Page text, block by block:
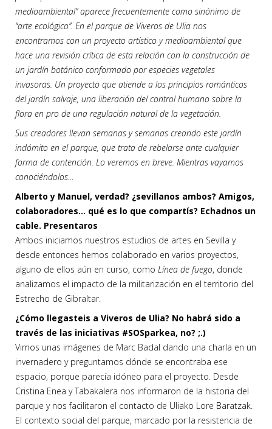
medioambiental” aparece frecuentemente como sinónimo de
“arte ecológico”. En el parque de Viveros de Ulia nos
encontramos con un proyecto artístico y medioambiental que
hace una revisión crítica de esta relación con la construcción de
un jardín botánico conformado por especies vegetales
invasoras. Un proyecto que atiende a los principios románticos
del jardín salvaje, una liberación del control humano sobre la
flora en pro de una regulación natural de la vegetación.
Sus creadores llevan semanas y semanas creando este jardín
indómito en el parque, que trata de rebelarse ante cualquier
forma de contención. Lo veremos en breve. Mientras vayamos
conociéndolos…
Alberto y Manuel, verdad? ¿sevillanos ambos? Amigos,
colaboradores… qué es lo que compartís? Echadnos un
cable. Presentaros
Ambos iniciamos nuestros estudios de artes en Sevilla y
desde entonces hemos colaborado en varios proyectos,
alguno de ellos aún en curso, como Línea de fuego, donde
analizamos el impacto de la militarización en el territorio del
Estrecho de Gibraltar.
¿Cómo llegasteis a Viveros de Ulia? No habrá sido a
través de las iniciativas #SOSparkea, no? ;.)
Vimos unas imágenes de Marc Badal dando una charla en un
invernadero y preguntamos dónde se encontraba ese
espacio, porque parecía idóneo para el proyecto. Desde
Cristina Enea y Tabakalera nos informaron de la historia del
parque y nos facilitaron el contacto de Uliako Lore Baratzak.
El contexto social del parque, marcado por la resistencia de